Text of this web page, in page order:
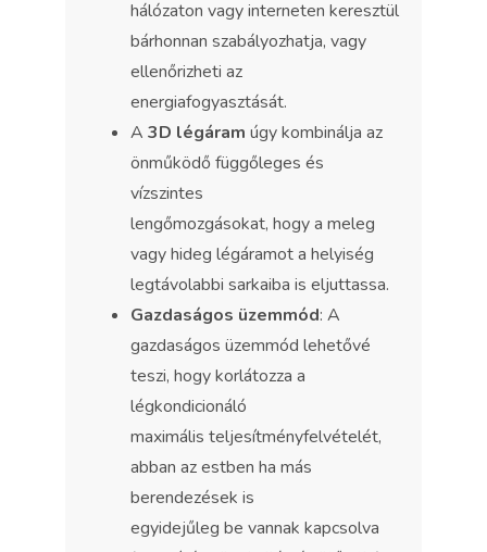
hálózaton vagy interneten keresztül
bárhonnan szabályozhatja, vagy
ellenőrizheti az
energiafogyasztását.
A 3D légáram úgy kombinálja az
önműködő függőleges és
vízszintes
lengőmozgásokat, hogy a meleg
vagy hideg légáramot a helyiség
legtávolabbi sarkaiba is eljuttassa.
Gazdaságos üzemmód: A
gazdaságos üzemmód lehetővé
teszi, hogy korlátozza a
légkondicionáló
maximális teljesítményfelvételét,
abban az estben ha más
berendezések is
egyidejűleg be vannak kapcsolva